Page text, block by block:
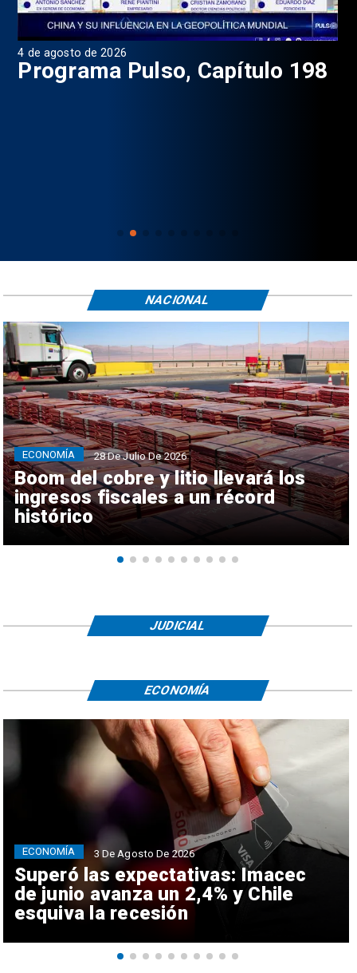
4 de agosto de 2026
Programa Pulso, Capítulo 198
Boom del cobre y litio llevará los
ingresos fiscales a un récord
histórico
ECONOMÍA 28 De Julio De 2026
NACIONAL
JUDICIAL
Superó las expectativas: Imacec
de junio avanza un 2,4% y Chile
esquiva la recesión
ECONOMÍA 3 De Agosto De 2026
ECONOMÍA